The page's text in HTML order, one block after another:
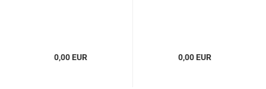
0,00 EUR 0,00 EUR